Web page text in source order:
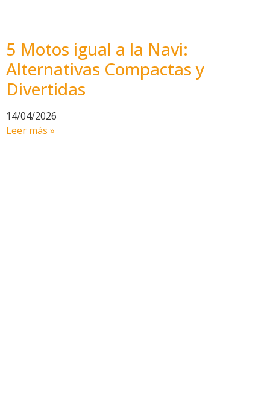
5 Motos igual a la Navi:
Alternativas Compactas y
Divertidas
14/04/2026
Leer más »